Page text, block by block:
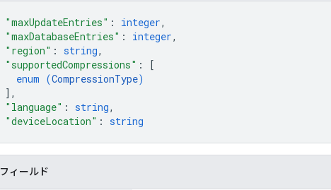
"maxUpdateEntries" : integer,
"maxDatabaseEntries" : integer,
"region" : string,
"supportedCompressions" :
[
enum (CompressionType)
] ,
"language" : string,
"deviceLocation" : string
フィールド